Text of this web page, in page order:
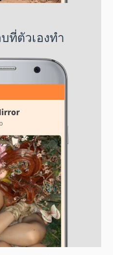
ที่ตัวเองทำ